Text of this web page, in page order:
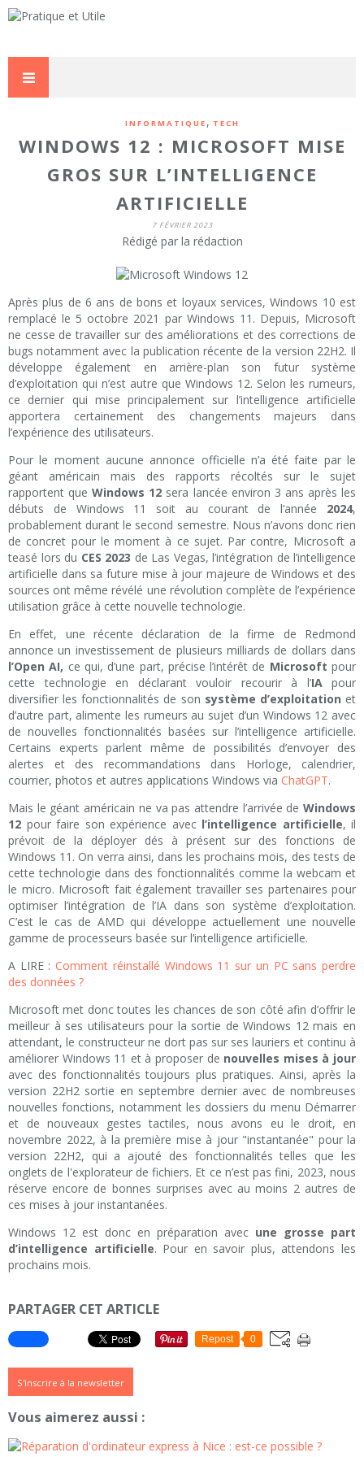
INFORMATIQUE , TECH
WINDOWS 12 : MICROSOFT MISE
GROS SUR L’INTELLIGENCE
ARTIFICIELLE
7 FÉVRIER 2023
Rédigé par la rédaction
Après plus de 6 ans de bons et loyaux services, Windows 10 est
remplacé le 5 octobre 2021 par Windows 11. Depuis, Microsoft
ne cesse de travailler sur des améliorations et des corrections de
bugs notamment avec la publication récente de la version 22H2. Il
développe également en arrière-plan son futur système
d’exploitation qui n’est autre que Windows 12. Selon les rumeurs,
ce dernier qui mise principalement sur l’intelligence artificielle
apportera certainement des changements majeurs dans
l’expérience des utilisateurs.
Pour le moment aucune annonce officielle n’a été faite par le
géant américain mais des rapports récoltés sur le sujet
rapportent queWindows 12 sera lancée environ 3 ans après les
débuts de Windows 11 soit au courant de l’année 2024,
probablement durant le second semestre. Nous n’avons donc rien
de concret pour le moment à ce sujet. Par contre, Microsoft a
teasé lors du CES 2023 de Las Vegas, l’intégration de l’intelligence
artificielle dans sa future mise à jour majeure de Windows et des
sources ont même révélé une révolution complète de l’expérience
utilisation grâce à cette nouvelle technologie.
En effet, une récente déclaration de la firme de Redmond
annonce un investissement de plusieurs milliards de dollars dans
l’Open AI, ce qui, d’une part, précise l’intérêt de Microsoft pour
cette technologie en déclarant vouloir recourir à l’IApour
diversifier les fonctionnalités de son système d’exploitation et
d’autre part, alimente les rumeurs au sujet d’un Windows 12 avec
de nouvelles fonctionnalités basées sur l’intelligence artificielle.
Certains experts parlent même de possibilités d’envoyer des
alertes et des recommandations dans Horloge, calendrier,
courrier, photos et autres applications Windows via ChatGPT.
Mais le géant américain ne va pas attendre l’arrivée de Windows
12 pour faire son expérience avec l’intelligence artificielle, il
prévoit de la déployer dés à présent sur des fonctions de
Windows 11. On verra ainsi, dans les prochains mois, des tests de
cette technologie dans des fonctionnalités comme la webcam et
le micro. Microsoft fait également travailler ses partenaires pour
optimiser l’intégration de l’IA dans son système d’exploitation.
C’est le cas de AMD qui développe actuellement une nouvelle
gamme de processeurs basée sur l’intelligence artificielle.
A LIRE :Comment réinstallé Windows 11 sur un PC sans perdre
des données ?
Microsoft met donc toutes les chances de son côté afin d’offrir le
meilleur à ses utilisateurs pour la sortie de Windows 12 mais en
attendant, le constructeur ne dort pas sur ses lauriers et continu à
améliorer Windows 11 et à proposer de nouvelles mises à jour
avec des fonctionnalités toujours plus pratiques. Ainsi, après la
version 22H2 sortie en septembre dernier avec de nombreuses
nouvelles fonctions, notamment les dossiers du menu Démarrer
et de nouveaux gestes tactiles, nous avons eu le droit, en
novembre 2022, à la première mise à jour "instantanée" pour la
version 22H2, qui a ajouté des fonctionnalités telles que les
onglets de l'explorateur de fichiers. Et ce n’est pas fini, 2023, nous
réserve encore de bonnes surprises avec au moins 2 autres de
ces mises à jour instantanées.
Windows 12 est donc en préparation avec une grosse part
d’intelligence artificielle. Pour en savoir plus, attendons les
prochains mois.
PARTAGER CET ARTICLE
Repost 0
S'inscrire à la newsletter
Vous aimerez aussi :